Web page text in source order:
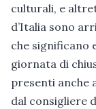
culturali, e
d’Italia sono
che significano
giornata di
presenti anche
dal consigliere